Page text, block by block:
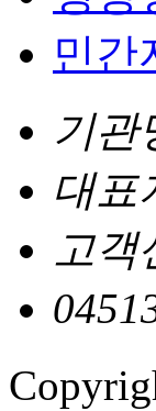
민간
기관
대표
고객